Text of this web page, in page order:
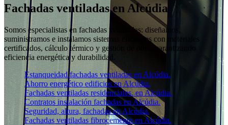
Fachadas ventiladas en Alcúdia
Somos especialistas en fachadas ventiladas: diseñamos,
suministramos e instalamos sistemas eficientes con materiales
certificados, cálculo térmico y gestión de obra, garantizando
eficiencia energética y durabilidad.
Estanqueidad fachadas ventiladas en Alcúdia.
Ahorro energético edificios en Alcúdia.
Fachadas ventiladas residenciales. en Alcúdia.
Contratos instalación fachadas en Alcúdia.
Seguridad, altura, fachadas en Alcúdia.
Fachadas ventiladas fibrocemento en Alcúdia.